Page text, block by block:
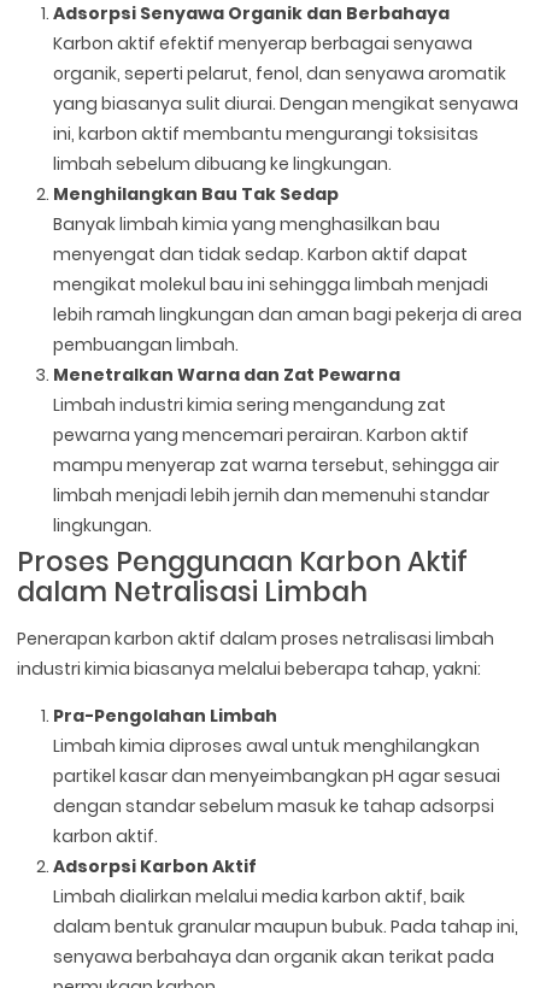
Adsorpsi Senyawa Organik dan Berbahaya
Karbon aktif efektif menyerap berbagai senyawa
organik, seperti pelarut, fenol, dan senyawa aromatik
yang biasanya sulit diurai. Dengan mengikat senyawa
ini, karbon aktif membantu mengurangi toksisitas
limbah sebelum dibuang ke lingkungan.
Menghilangkan Bau Tak Sedap
Banyak limbah kimia yang menghasilkan bau
menyengat dan tidak sedap. Karbon aktif dapat
mengikat molekul bau ini sehingga limbah menjadi
lebih ramah lingkungan dan aman bagi pekerja di area
pembuangan limbah.
Menetralkan Warna dan Zat Pewarna
Limbah industri kimia sering mengandung zat
pewarna yang mencemari perairan. Karbon aktif
mampu menyerap zat warna tersebut, sehingga air
limbah menjadi lebih jernih dan memenuhi standar
lingkungan.
Proses Penggunaan Karbon Aktif
dalam Netralisasi Limbah
Penerapan karbon aktif dalam proses netralisasi limbah
industri kimia biasanya melalui beberapa tahap, yakni:
Pra-Pengolahan Limbah
Limbah kimia diproses awal untuk menghilangkan
partikel kasar dan menyeimbangkan pH agar sesuai
dengan standar sebelum masuk ke tahap adsorpsi
karbon aktif.
Adsorpsi Karbon Aktif
Limbah dialirkan melalui media karbon aktif, baik
dalam bentuk granular maupun bubuk. Pada tahap ini,
senyawa berbahaya dan organik akan terikat pada